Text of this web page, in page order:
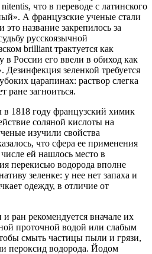
что в переводе с латинского
А французские ученые стали
название закрепилось за
русскоязычной
brilliant трактуется как
в России его ввели в обиход как
зеленкой требуется
царапинах: раствор слегка
ране загноиться.
в 1818 году французский химик
соляной кислоты на
изучили свойства
что сфера ее применения
ей нашлось место в
перекисью водорода вполне
зеленке: у нее нет запаха и
одежду, в отличие от
ран рекомендуется вначале их
проточной водой или слабым
смыть частицы пыли и грязи,
пероксид водорода. Йодом